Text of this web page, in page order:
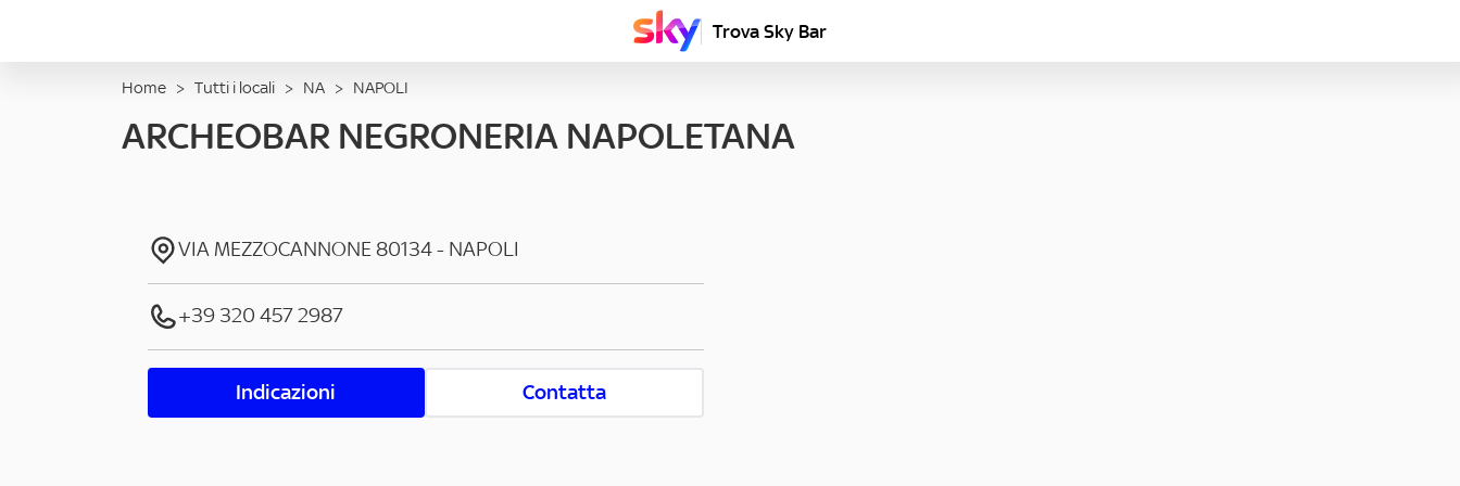
Trova Sky Bar
Home > Tutti i locali > NA > NAPOLI
ARCHEOBAR NEGRONERIA NAPOLETANA
VIA MEZZOCANNONE80134- NAPOLI
+39 320 457 2987
Indicazioni Contatta